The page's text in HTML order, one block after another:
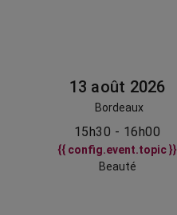
13 août 2026
Bordeaux
15h30 - 16h00
{{ config.event.topic }}
Beauté